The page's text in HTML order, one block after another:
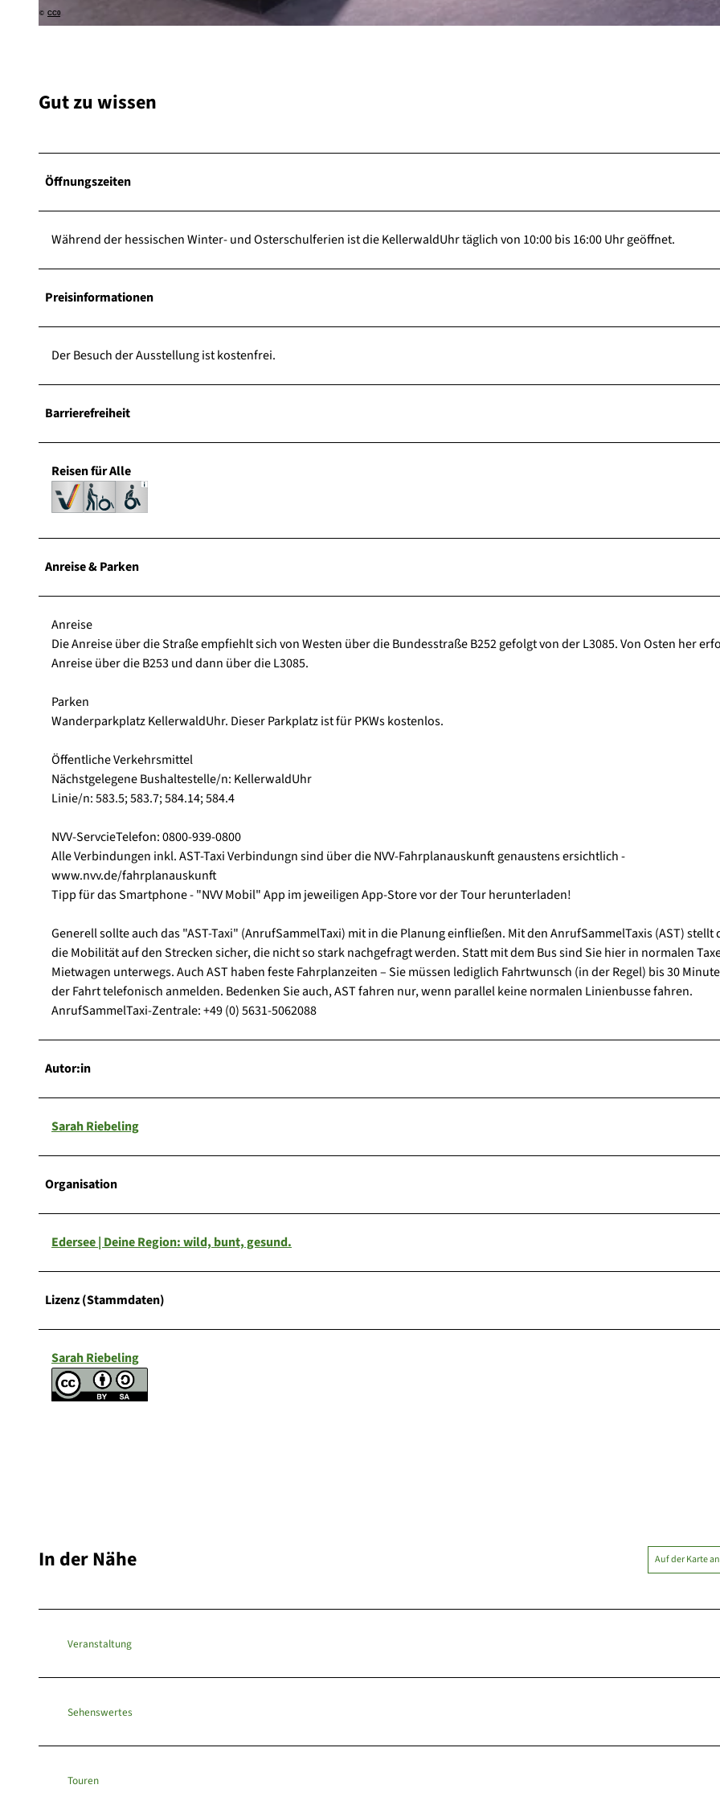
© CC0
Gut zu wissen
Öffnungszeiten
Während der hessischen Winter- und Osterschulferien ist die KellerwaldUhr täglich von 10:00 bis 16:00 Uhr geöffnet.
Preisinformationen
Der Besuch der Ausstellung ist kostenfrei.
Barrierefreiheit
Reisen für Alle
Anreise & Parken
Anreise
Die Anreise über die Straße empfiehlt sich von Westen über die Bundesstraße B252 gefolgt von der L3085. Von Osten her
Anreise über die B253 und dann über die L3085.
Parken
Wanderparkplatz KellerwaldUhr. Dieser Parkplatz ist für PKWs kostenlos.
Öffentliche Verkehrsmittel
Nächstgelegene Bushaltestelle/n: KellerwaldUhr
Linie/n: 583.5; 583.7; 584.14; 584.4
NVV-ServcieTelefon: 0800-939-0800
Alle Verbindungen inkl. AST-Taxi Verbindungn sind über die NVV-Fahrplanauskunft genaustens ersichtlich -
www.nvv.de/fahrplanauskunft
Tipp für das Smartphone - "NVV Mobil" App im jeweiligen App-Store vor der Tour herunterladen!
Generell sollte auch das "AST-Taxi" (AnrufSammelTaxi) mit in die Planung einfließen. Mit den AnrufSammelTaxis (AST) stellt
die Mobilität auf den Strecken sicher, die nicht so stark nachgefragt werden. Statt mit dem Bus sind Sie hier in normalen
Mietwagen unterwegs. Auch AST haben feste Fahrplanzeiten – Sie müssen lediglich Fahrtwunsch (in der Regel) bis 30
der Fahrt telefonisch anmelden. Bedenken Sie auch, AST fahren nur, wenn parallel keine normalen Linienbusse fahren.
AnrufSammelTaxi-Zentrale: +49 (0) 5631-5062088
Autor:in
Sarah Riebeling
Organisation
Edersee | Deine Region: wild, bunt, gesund.
Lizenz (Stammdaten)
Sarah Riebeling
In der Nähe Auf der Karte
Veranstaltung
Sehenswertes
Touren